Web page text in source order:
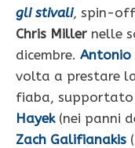
gli stivali, spin-
Chris Miller nelle
dicembre. Antonio
volta a prestare
fiaba, supportato
Hayek(nei panni
Zach Galifianakis